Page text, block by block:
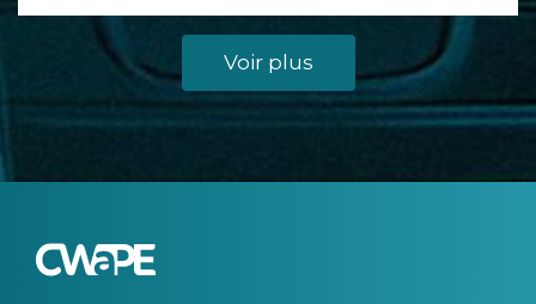
Voir plus